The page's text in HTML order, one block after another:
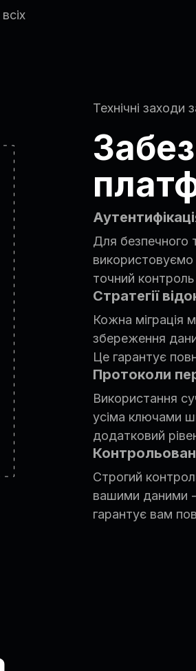
Технічні заходи
Для безпечного
використовуємо
точний
Стратегії
Кожна міграція
збереження
Це гарантує
Протоколи
Використання
усіма ключами
додатковий
Строгий
вашими даними -
гарантує вам